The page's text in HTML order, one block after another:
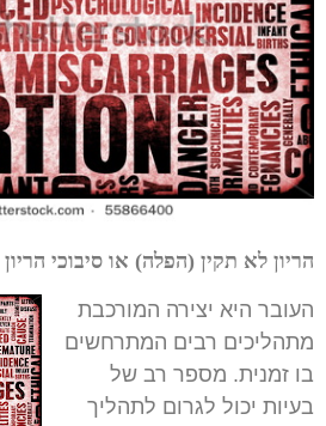
הריון לא תקין (הפלה) או סיבוכי
העובר היא יצירה המורכבת
מתהליכים רבים המתרחשים
בו זמנית. מספר רב של
בעיות יכול לגרום לתהליך